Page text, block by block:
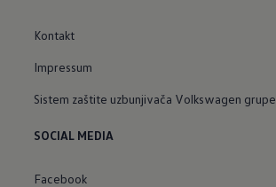
Kontakt
Impressum
Sistem zaštite uzbunjivača Volkswagen grupe
SOCIAL MEDIA
Facebook